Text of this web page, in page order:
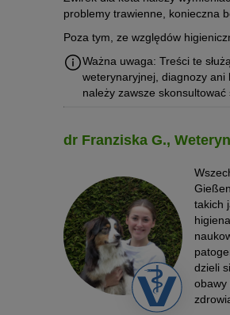
problemy trawienne, konieczna
Poza tym, ze względów
Ważna uwaga: Treści te
weterynaryjnej, diagnozy ani
należy zawsze
dr Franziska G.,
takich
dzieli
obawy